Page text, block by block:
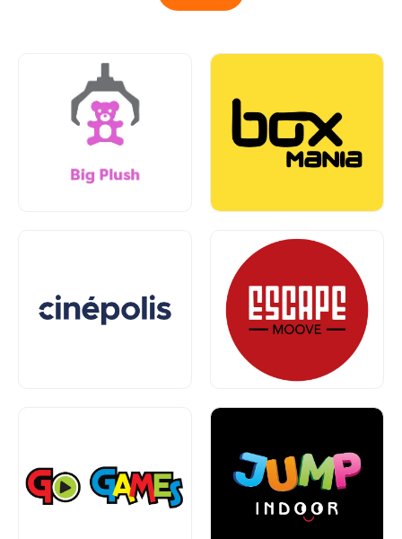
Brinquedos
Piso 1
Lazer
Piso 1
Piso 2
Entretenimento e
Lazer
Piso 1
Piso 1
Entretenimento e
Lazer
Piso 1